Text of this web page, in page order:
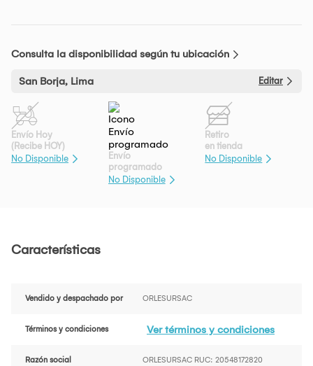
Consulta la disponibilidad según tu ubicación
San Borja, Lima Editar
Envío Hoy
(Recibe HOY)
No Disponible
Envío
programado
No Disponible
Retiro
en tienda
No Disponible
Características
Vendido y despachado por ORLESURSAC
Términos y condiciones Ver términos y condiciones
Razón social ORLESURSAC RUC: 20548172820